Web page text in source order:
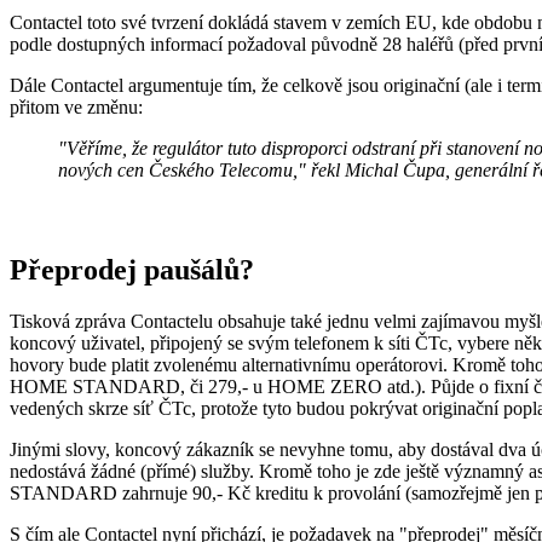
Contactel toto své tvrzení dokládá stavem v zemích EU, kde
podle dostupných informací požadoval původně 28 haléřů (před
Dále Contactel argumentuje tím, že celkově jsou originační (ale i
přitom ve změnu:
"Věříme, že regulátor tuto disproporci odstraní při stanovení
nových cen Českého Telecomu," řekl Michal Čupa, generální
Přeprodej paušálů?
Tisková zpráva Contactelu obsahuje také jednu velmi zajímavou
koncový uživatel, připojený se svým telefonem k síti ČTc, vybere
hovory bude platit zvolenému alternativnímu operátorovi. Kromě
HOME STANDARD, či 279,- u HOME ZERO atd.). Půjde o fixní
vedených skrze síť ČTc, protože tyto budou pokrývat originační
Jinými slovy, koncový zákazník se nevyhne tomu, aby dostával dva
nedostává žádné (přímé) služby. Kromě toho je zde ještě
STANDARD zahrnuje 90,- Kč kreditu k provolání (samozřejmě
S čím ale Contactel nyní přichází, je požadavek na "přeprodej"